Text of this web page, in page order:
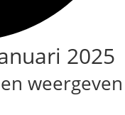
2025
weergeven